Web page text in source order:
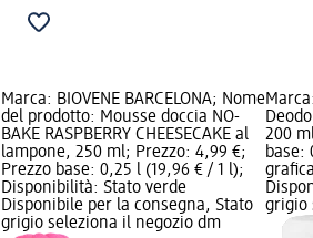
Marca: BIOVÈNE BARCELONA; Nome
del prodotto: Mousse doccia NO-
BAKE RASPBERRY CHEESECAKE al
lampone, 250 ml; Prezzo: 4,99 €;
Prezzo base: 0,25 l (19,96 € / 1 l);
Disponibilità: Stato verde
Disponibile per la consegna, Stato
grigio seleziona il negozio dm
200
base:
grigio